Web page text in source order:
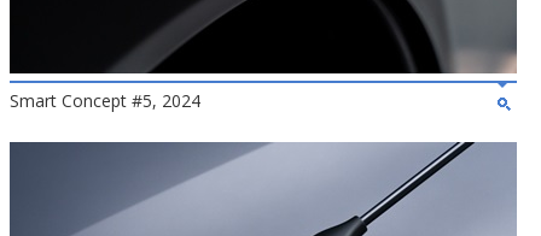
Smart Concept #5, 2024